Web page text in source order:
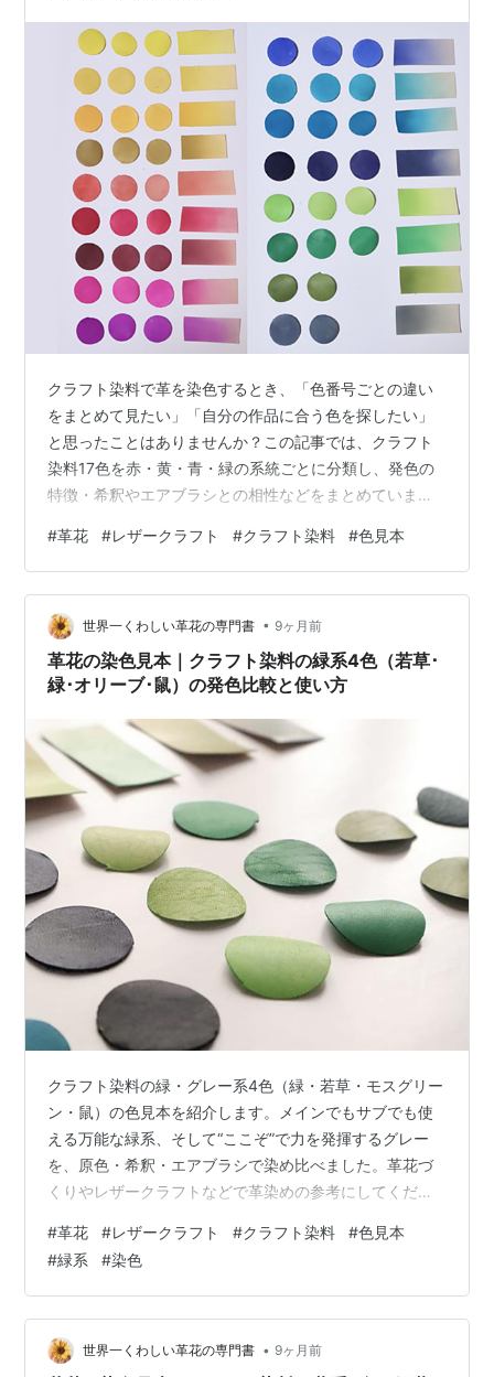
クラフト染料で革を染色するとき、「色番号ごとの違い
をまとめて見たい」「自分の作品に合う色を探したい」
と思ったことはありませんか？この記事では、クラフト
染料17色を赤・黄・青・緑の系統ごとに分類し、発色の
特徴・希釈やエアブラシとの相性などをまとめていま
保存版の色見本一覧です。 クラフト染料｜色見本 一覧リ
ンク（カテゴリ別） 🟡 黄系（全4色） 🔴 赤系（全5色）
🔵 青・紫系（全4色） 🟢 緑・グレー系（全4色） 革の染
色 × 革花（レザーフラワー）の研究 ✅ 革花だからこそ得
られた“色の知見” 今回の色見本の前提条件 革花での使用
例紹介 革花を…
#革花 #レザークラフト #クラフト染料 #色見本
世界一くわしい革花の専門書 • 9ヶ月前
革花の染色見本｜クラフト染料の緑系4色（若草･
緑･オリーブ･鼠）の発色比較と使い方
クラフト染料の緑・グレー系4色（緑・若草・モスグリー
ン・鼠）の色見本を紹介します。メインでもサブでも使
える万能な緑系、そして“ここぞ”で力を発揮するグレー
を、原色・希釈・エアブラシで染め比べました。革花づ
くりやレザークラフトなどで革染めの参考にしてくださ
（水性）…緑系3色、鼠1色 使用革：タンニンなめし革
（ヌメ革） 染め方： 染料にそのまま原色で“浸して”染め
たもの 水で1:1／1:2に希釈して浸したもの エアブラシに
よるグラデーション染め（原色使用） 仕上げ加工：なし
（オイル・トップコート等未使用） ※評価の見方：◎…と
#革花 #レザークラフト #クラフト染料 #色見本
#緑系 #染色
世界一くわしい革花の専門書 • 9ヶ月前